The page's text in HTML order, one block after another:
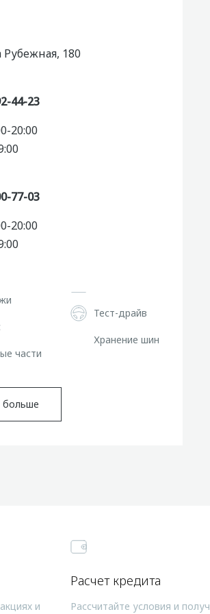
Рубежная, 180
44-23
20:00
77-03
20:00
части
Тест-драйв
Хранение шин
больше
и
Расчет кредита
Рассчитайте условия и